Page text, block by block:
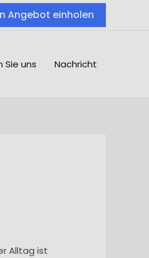
Angebot einholen
Sie uns Nachricht
Alltag ist